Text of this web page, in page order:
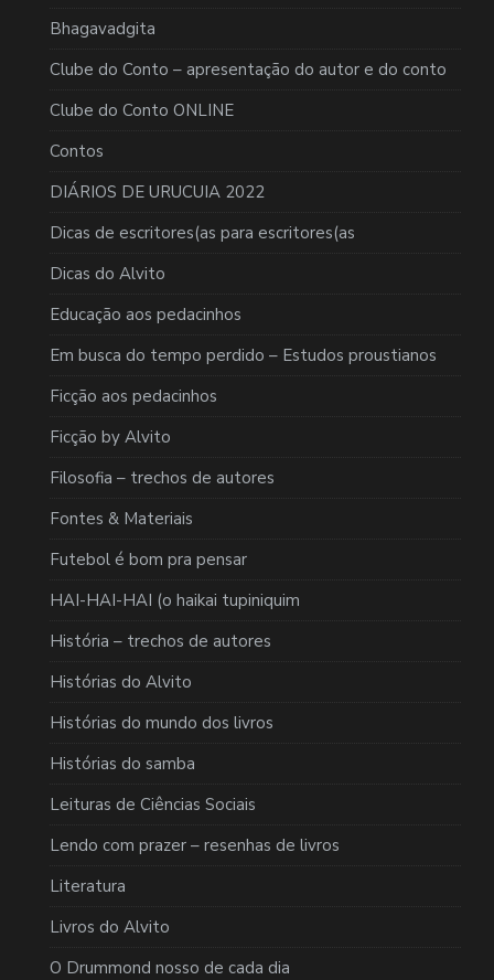
Bhagavadgita
Clube do Conto – apresentação do autor e do conto
Clube do Conto ONLINE
Contos
DIÁRIOS DE URUCUIA 2022
Dicas de escritores(as para escritores(as
Dicas do Alvito
Educação aos pedacinhos
Em busca do tempo perdido – Estudos proustianos
Ficção aos pedacinhos
Ficção by Alvito
Filosofia – trechos de autores
Fontes & Materiais
Futebol é bom pra pensar
HAI-HAI-HAI (o haikai tupiniquim
História – trechos de autores
Histórias do Alvito
Histórias do mundo dos livros
Histórias do samba
Leituras de Ciências Sociais
Lendo com prazer – resenhas de livros
Literatura
Livros do Alvito
O Drummond nosso de cada dia